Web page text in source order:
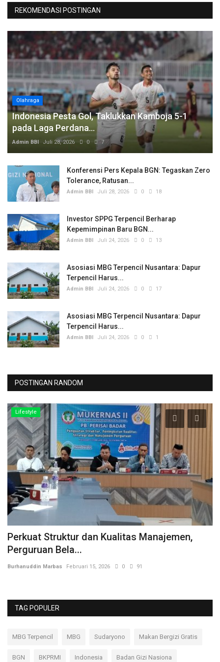
REKOMENDASI POSTINGAN
Olahraga
Indonesia Pesta Gol, Taklukkan Kamboja 5-1
pada Laga Perdana...
Admin BBI Juli 28, 2026 0 7
Konferensi Pers Kepala BGN: Tegaskan Zero
Tolerance, Ratusan...
Admin BBI Juli 28, 2026 0 18
Investor SPPG Terpencil Berharap
Kepemimpinan Baru BGN...
Admin BBI Juli 24, 2026 0 13
Asosiasi MBG Terpencil Nusantara: Dapur
Terpencil Harus...
Admin BBI Juli 24, 2026 0 17
Asosiasi MBG Terpencil Nusantara: Dapur
Terpencil Harus...
Admin BBI Juli 24, 2026 0 1
POSTINGAN RANDOM
Lifestyle
Perkuat Struktur dan Kualitas Manajemen,
Perguruan Bela...
Burhanuddin Marbas Februari 15, 2026 0 91
TAG POPULER
MBG Terpencil MBG Sudaryono Makan Bergizi Gratis
BGN BKPRMI Indonesia Badan Gizi Nasiona